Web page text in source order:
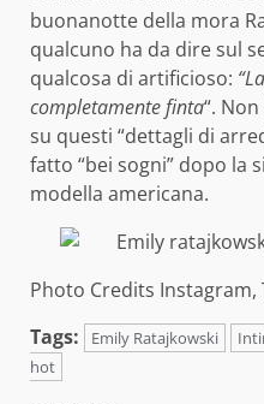
buonanotte della mora
qualcuno ha da dire sul
qualcosa di artificioso:
completamente finta“.
su questi “dettagli di
fatto “bei sogni” dopo la
modella americana.
Photo Credits Instagram,
Tags:
Emily Ratajkowski
hot